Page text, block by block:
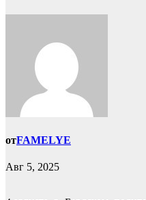
отFAMELYE
Авг 5, 2025